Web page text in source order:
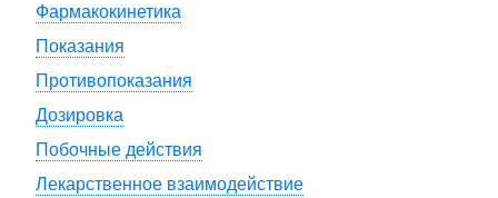
Фармакокинетика
Показания
Противопоказания
Дозировка
Побочные действия
Лекарственное взаимодействие